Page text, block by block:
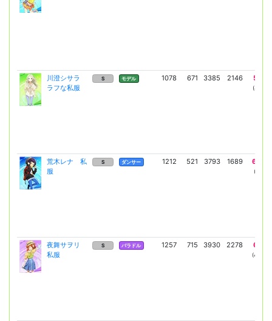
川澄シサラ
ラフな私服
S モデル 1078 671 3385 2146 5762
(4206)
荒木レナ 私
服
S ダンサー 1212 521 3793 1689 6460
(4716)
夜舞サヲリ
私服
S バラドル 1257 715 3930 2278 6693
(4886)